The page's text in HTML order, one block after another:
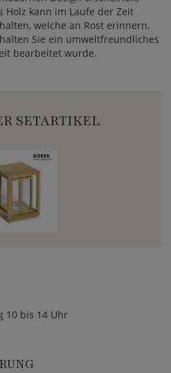
Holz kann im Laufe der Zeit
welche an Rost erinnern.
Sie ein umweltfreundliches
bearbeitet wurde.
SETARTIKEL
10 bis 14 Uhr